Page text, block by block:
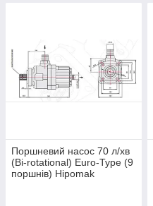
Поршневий насос 70 л/хв
(Bi-rotational) Euro-Type (9
поршнів) Hipomak